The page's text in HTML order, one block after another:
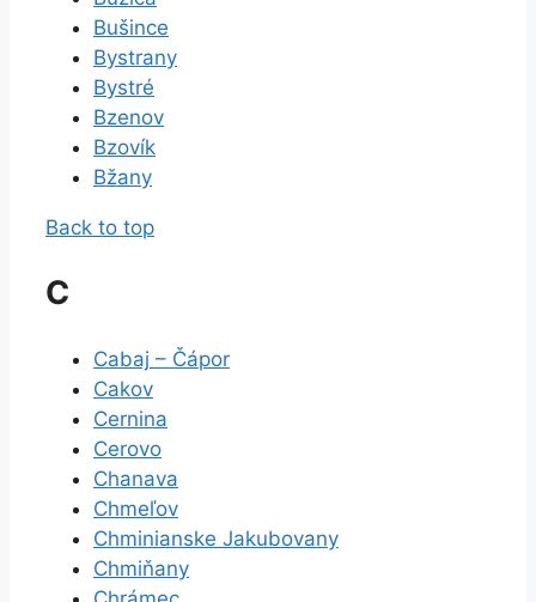
Bušince
Bystrany
Bystré
Bzenov
Bzovík
Bžany
Back to top
C
Cabaj – Čápor
Cakov
Cernina
Cerovo
Chanava
Chmeľov
Chminianske Jakubovany
Chmiňany